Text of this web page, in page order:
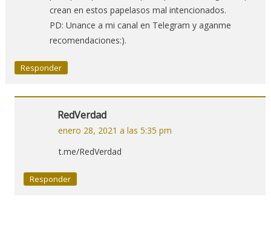
crean en estos papelasos mal intencionados.
PD: Unance a mi canal en Telegram y aganme
recomendaciones:).
Responder
RedVerdad
enero 28, 2021 a las 5:35 pm
t.me/RedVerdad
Responder